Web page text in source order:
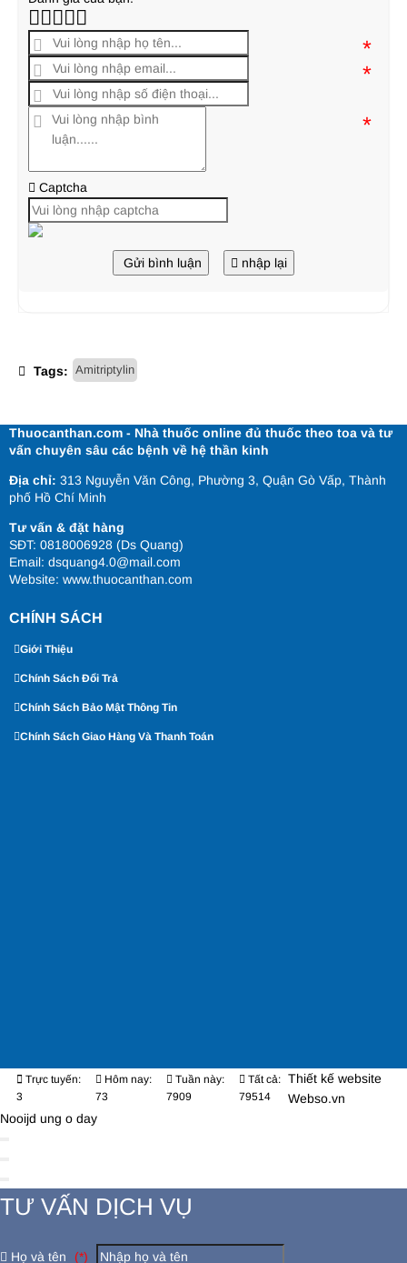
*
*
*
Captcha
Gửi bình luận nhập lại
Tags: Amitriptylin
Thuocanthan.com - Nhà thuốc online đủ thuốc theo toa và tư
vấn chuyên sâu các bệnh về hệ thần kinh
Địa chỉ: 313 Nguyễn Văn Công, Phường 3, Quận Gò Vấp, Thành
phố Hồ Chí Minh
Tư vấn & đặt hàng
SĐT: 0818006928 (Ds Quang)
Email: dsquang4.0@mail.com
Website: www.thuocanthan.com
CHÍNH SÁCH
Giới Thiệu
Chính Sách Đổi Trả
Chính Sách Bảo Mật Thông Tin
Chính Sách Giao Hàng Và Thanh Toán
Trực tuyến:
3
Hôm nay:
73
Tuần này:
7909
Tất cả:
79514
Thiết kế website
Webso.vn
Nooijd ung o day
TƯ VẤN DỊCH VỤ
Họ và tên (*)